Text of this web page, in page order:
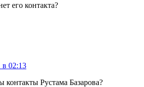
его контакта?
в 02:13
Рустама Базарова?